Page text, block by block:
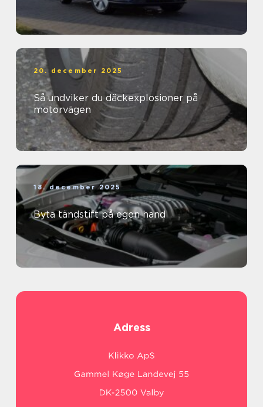
20. december 2025
Så undviker du däckexplosioner på
motorvägen
18. december 2025
Byta tändstift på egen hand
Adress